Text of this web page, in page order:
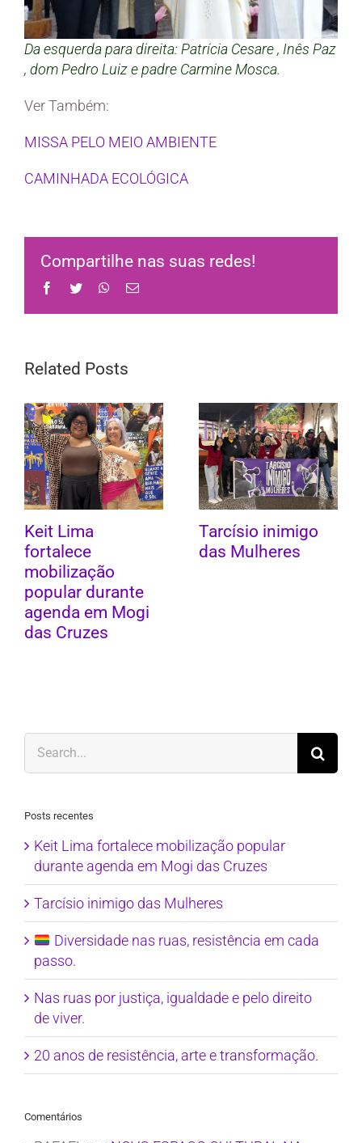
Da esquerda para direita: Patrícia Cesare , Inês Paz
, dom Pedro Luiz e padre Carmine Mosca.
Ver Também:
MISSA PELO MEIO AMBIENTE
CAMINHADA ECOLÓGICA
Compartilhe nas suas redes!
Facebook
Twitter WhatsApp
Email
Related Posts
Keit Lima
fortalece
mobilização
popular durante
agenda em Mogi
das Cruzes
Tarcísio inimigo
das Mulheres
for:
Posts recentes
Keit Lima fortalece mobilização popular
durante agenda em Mogi das Cruzes
Tarcísio inimigo das Mulheres
Diversidade nas ruas, resistência em cada
passo.
Nas ruas por justiça, igualdade e pelo direito
de viver.
20 anos de resistência, arte e transformação.
Comentários